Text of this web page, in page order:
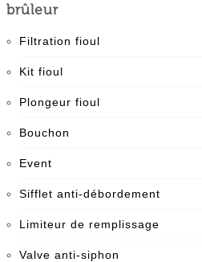
brûleur
Filtration fioul
Kit fioul
Plongeur fioul
Bouchon
Event
Sifflet anti-débordement
Limiteur de remplissage
Valve anti-siphon